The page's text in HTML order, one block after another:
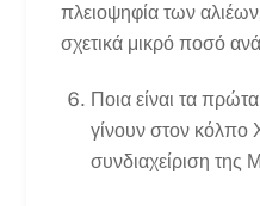
πλειοψηφία των
σχετικά μικρό ποσό
Ποια είναι τα
γίνουν στον κόλπο
συνδιαχείριση της